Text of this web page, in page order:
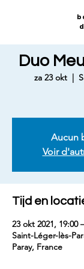
Duo
za 23 okt
  |
Aucun
Voir
Tijd en
23 okt 2021, 19:00
Saint-Léger-lès-
Paray, France